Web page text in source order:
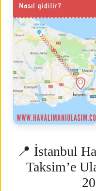
📍 İstanbul
Taksim’e